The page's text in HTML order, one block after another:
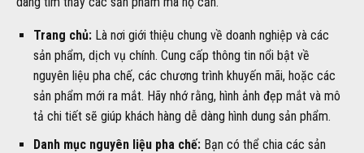
Trang chủ:Là nơi giới thiệu chung về doanh nghiệp và các
sản phẩm, dịch vụ chính. Cung cấp thông tin nổi bật về
nguyên liệu pha chế, các chương trình khuyến mãi, hoặc các
sản phẩm mới ra mắt. Hãy nhớ rằng, hình ảnh đẹp mắt và mô
tả chi tiết sẽ giúp khách hàng dễ dàng hình dung sản phẩm.
Danh mục nguyên liệu pha chế:Bạn có thể chia các sản